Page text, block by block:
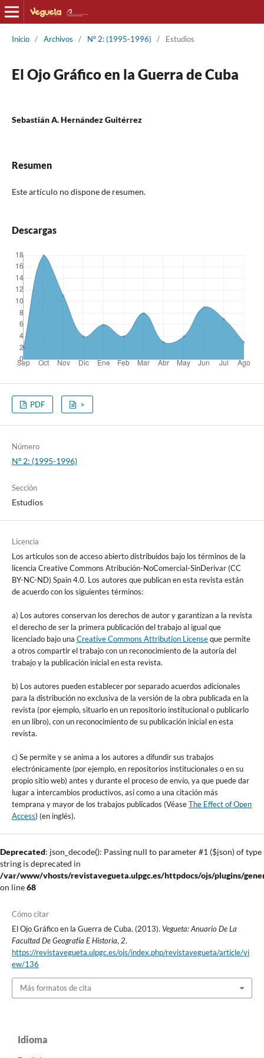
Inicio / Archivos / Nº 2: (1995-1996) / Estudios
El Ojo Gráfico en la Guerra de Cuba
Sebastián A. Hernández Guitérrez
Resumen
Este artículo no dispone de resumen.
Descargas
PDF >
Número
Nº 2: (1995-1996)
Sección
Estudios
Licencia
Los artículos son de acceso abierto distribuidos bajo los términos de la
licencia Creative Commons Atribución-NoComercial-SinDerivar (CC
BY-NC-ND) Spain 4.0. Los autores que publican en esta revista están
de acuerdo con los siguientes términos:
a) Los autores conservan los derechos de autor y garantizan a la revista
el derecho de ser la primera publicación del trabajo al igual que
licenciado bajo una Creative Commons Attribution Licenseque permite
a otros compartir el trabajo con un reconocimiento de la autoría del
trabajo y la publicación inicial en esta revista.
b) Los autores pueden establecer por separado acuerdos adicionales
para la distribución no exclusiva de la versión de la obra publicada en la
revista (por ejemplo, situarlo en un repositorio institucional o publicarlo
en un libro), con un reconocimiento de su publicación inicial en esta
revista.
c) Se permite y se anima a los autores a difundir sus trabajos
electrónicamente (por ejemplo, en repositorios institucionales o en su
propio sitio web) antes y durante el proceso de envío, ya que puede dar
lugar a intercambios productivos, así como a una citación más
temprana y mayor de los trabajos publicados (VéaseThe Effect of Open
Access) (en inglés).
Deprecated: json_decode(): Passing null to parameter #1 ($json) of type
string is deprecated in
/var/www/vhosts/revistavegueta.ulpgc.es/httpdocs/ojs/plugins/
on line68
Cómo citar
El Ojo Gráfico en la Guerra de Cuba. (2013). Vegueta: Anuario De La
Facultad De Geografía E Historia, 2.
https://revistavegueta.ulpgc.es/ojs/index.php/revistavegueta/article/vi
ew/136
Más formatos de cita
Idioma